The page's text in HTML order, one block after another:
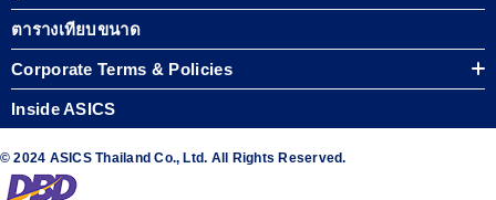
ตารางเทียบขนาด
Corporate Terms & Policies
Inside ASICS
© 2024 ASICS Thailand Co., Ltd. All Rights Reserved.